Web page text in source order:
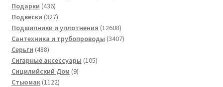
Подарки 436436
товаров
Подвески 327327
товаров
Подшипники и уплотнения 1260812608
товаров
Сантехника и трубопроводы 34073407
Серьги 488488
товаров
Сигарные аксессуары 105105
Сицилийский Дом 99
Стьюмак 11221122